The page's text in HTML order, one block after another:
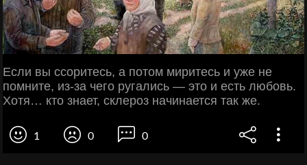
Если вы ссоритесь, а потом миритесь и уже не
помните, из-за чего ругались — это и есть любовь.
Хотя… кто знает, склероз начинается так же.
1 0 0